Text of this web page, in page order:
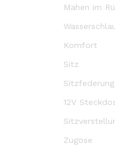
Mähen im
Komfort
Sitz
Sitzfederung
12V
Zugöse